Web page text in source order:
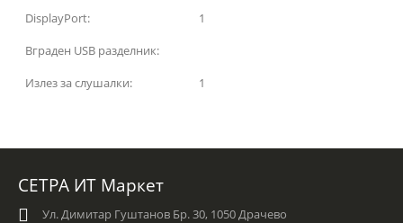
DisplayPort:
1
Вграден USB разделник:
Излез за слушалки:
1
СЕТРА ИТ Маркет
Ул. Димитар Гуштанов Бр. 30, 1050 Драчево